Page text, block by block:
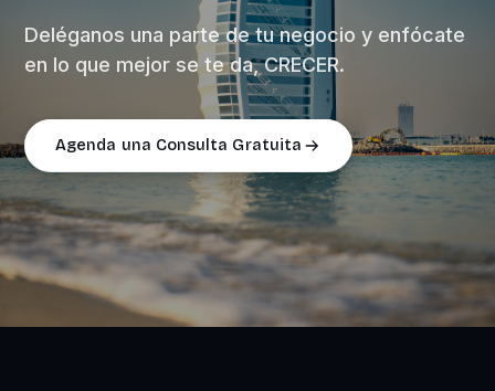
Deléganos una parte de tu negocio y enfócate
en lo que mejor se te da, CRECER.
Agenda una Consulta Gratuita